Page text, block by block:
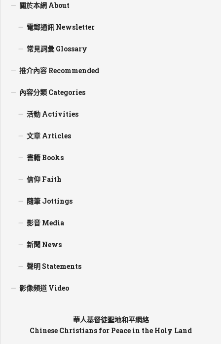
關於本網 About
電郵通訊 Newsletter
常見詞彙 Glossary
推介內容 Recommended
內容分類 Categories
活動 Activities
文章 Articles
書籍 Books
信仰 Faith
隨筆 Jottings
影音 Media
新聞 News
聲明 Statements
影像頻道 Video
華人基督徒聖地和平網絡
Chinese Christians for Peace in the Holy Land